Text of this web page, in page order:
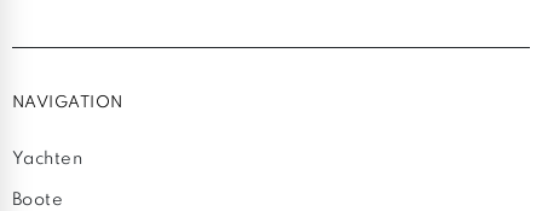
NAVIGATION
Yachten
Boote